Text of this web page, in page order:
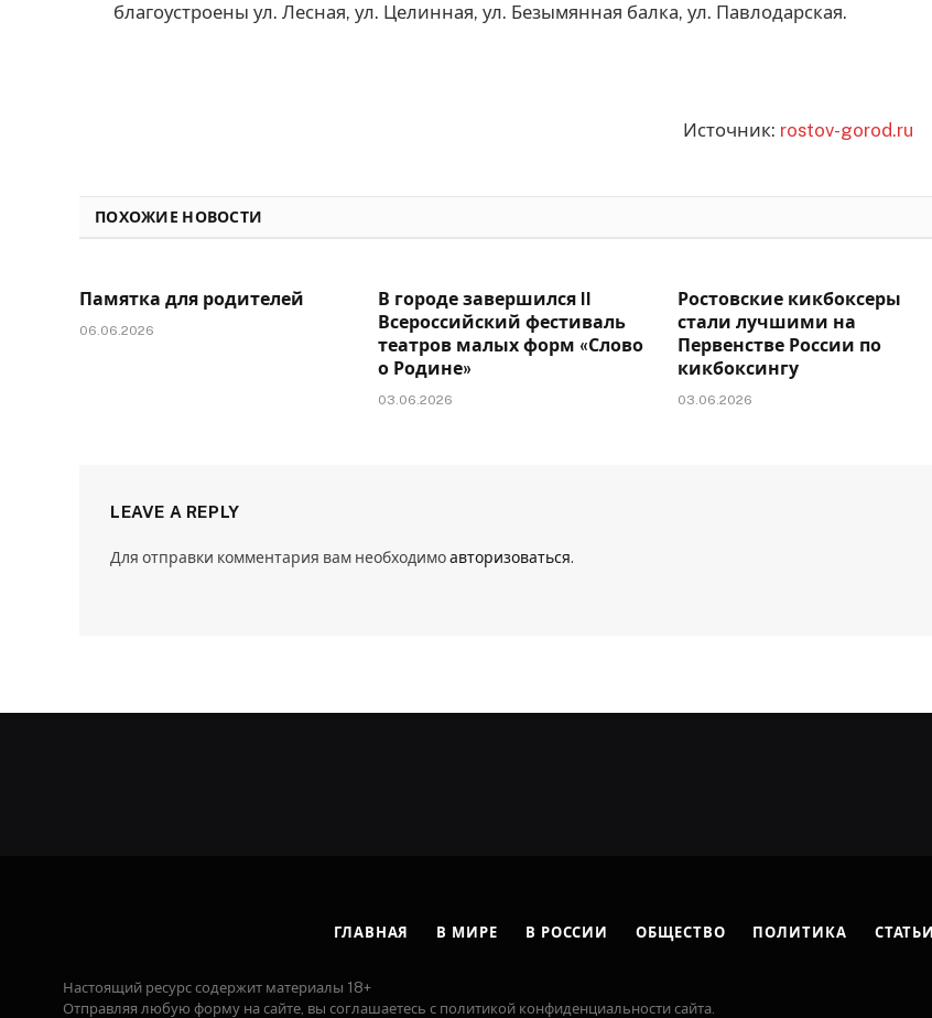
благоустроены ул. Лесная, ул. Целинная, ул. Безымянная балка, ул. Павлодарская.
Источник: rostov-gorod.ru
ПОХОЖИЕ НОВОСТИ
Памятка для родителей
06.06.2026
В городе завершился II
Всероссийский фестиваль
театров малых форм «Слово
о Родине»
03.06.2026
Ростовские кикбоксеры
стали лучшими на
Первенстве России по
кикбоксингу
03.06.2026
LEAVE A REPLY
Для отправки комментария вам необходимоавторизоваться.
ГЛАВНАЯ В МИРЕ В РОССИИ ОБЩЕСТВО ПОЛИТИКА СТАТЬИ
Настоящий ресурс содержит материалы 18+
Отправляя любую форму на сайте, вы соглашаетесь с политикой конфиденциальности сайта.